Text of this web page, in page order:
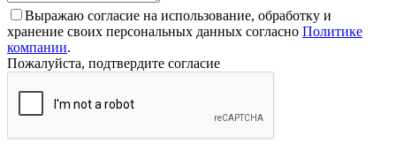
Выражаю согласие на использование, обработку и
хранение своих персональных данных согласно Политике
компании.
Пожалуйста, подтвердите согласие